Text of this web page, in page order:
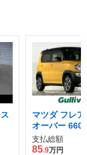
マツダ フレ
オーバー 660
支払総額
85.9万円